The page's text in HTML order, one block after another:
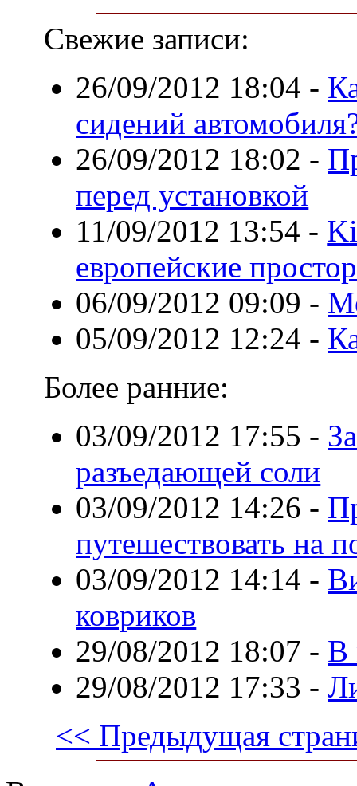
Свежие записи:
26/09/2012 18:04 -
сидений
26/09/2012 18:02 -
перед установкой
11/09/2012 13:54 -
европейские
06/09/2012 09:09 -
05/09/2012 12:24 -
Более ранние:
03/09/2012 17:55 -
разъедающей соли
03/09/2012 14:26 -
путешествовать на
03/09/2012 14:14 -
ковриков
29/08/2012 18:07 - В
29/08/2012 17:33 -
<< Предыдущая